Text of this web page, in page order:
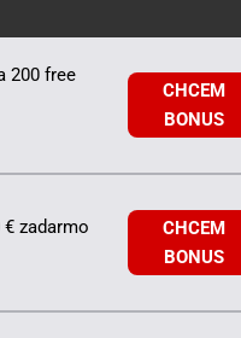
200 free
CHCEM
BONUS
€ zadarmo
CHCEM
BONUS